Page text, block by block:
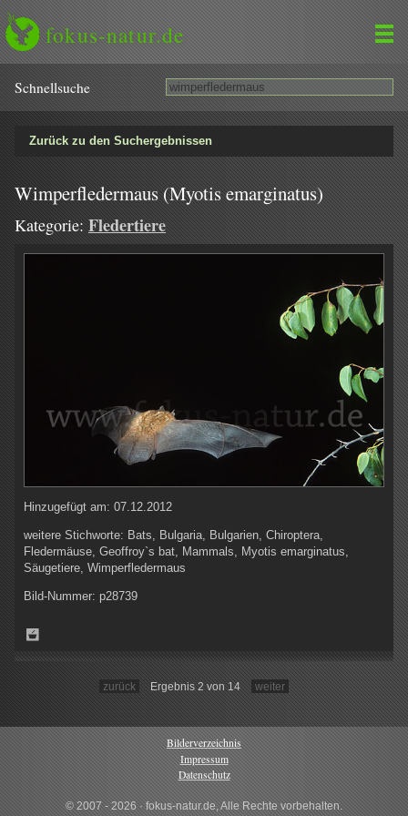
fokus-natur.de
Schnell­suche
Zurück zu den Suchergebnissen
Wimperfledermaus (Myotis emarginatus)
Kategorie: Fledertiere
Hinzugefügt am: 07.12.2012
weitere Stichworte: Bats, Bulgaria, Bulgarien, Chiroptera,
Fledermäuse, Geoffroy`s bat, Mammals, Myotis emarginatus,
Säugetiere, Wimperfledermaus
Bild-Nummer: p28739
zurück Ergebnis 2 von 14 weiter
Bilderverzeichnis
Impressum
Datenschutz
© 2007 - 2026 · fokus-natur.de, Alle Rechte vorbehalten.